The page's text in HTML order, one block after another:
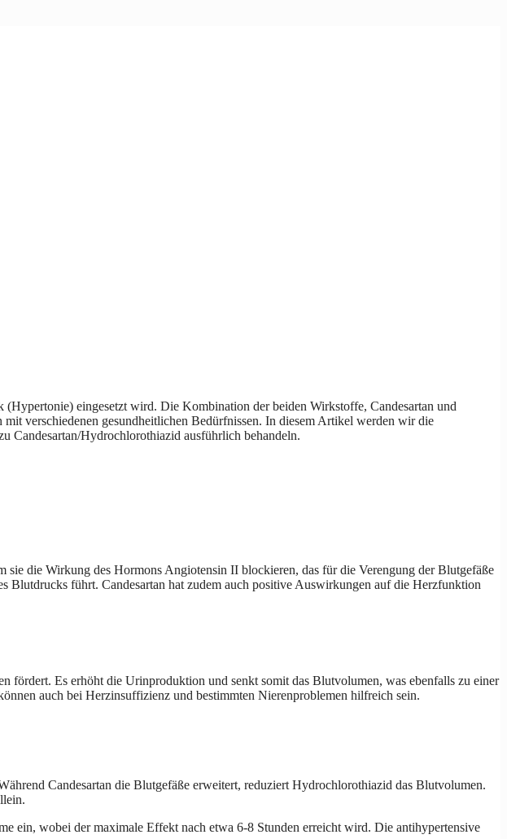
eingesetzt wird. Die Kombination der beiden Wirkstoffe, Candesartan und
verschiedenen gesundheitlichen Bedürfnissen. In diesem Artikel werden wir die
Candesartan/Hydrochlorothiazid ausführlich behandeln.
die Wirkung des Hormons Angiotensin II blockieren, das für die Verengung der Blutgefäße
führt. Candesartan hat zudem auch positive Auswirkungen auf die Herzfunktion
Es erhöht die Urinproduktion und senkt somit das Blutvolumen, was ebenfalls zu einer
auch bei Herzinsuffizienz und bestimmten Nierenproblemen hilfreich sein.
Candesartan die Blutgefäße erweitert, reduziert Hydrochlorothiazid das Blutvolumen.
ein, wobei der maximale Effekt nach etwa 6-8 Stunden erreicht wird. Die antihypertensive